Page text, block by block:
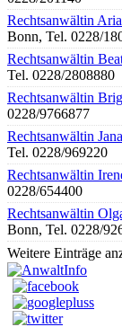
Rechtsanwältin
Bonn, Tel. 0228/
Rechtsanwältin
Tel. 0228/2808880
Rechtsanwältin
0228/9766877
Rechtsanwältin
Tel. 0228/969220
Rechtsanwältin
0228/654400
Rechtsanwältin
Bonn, Tel. 0228/
Weitere Einträge